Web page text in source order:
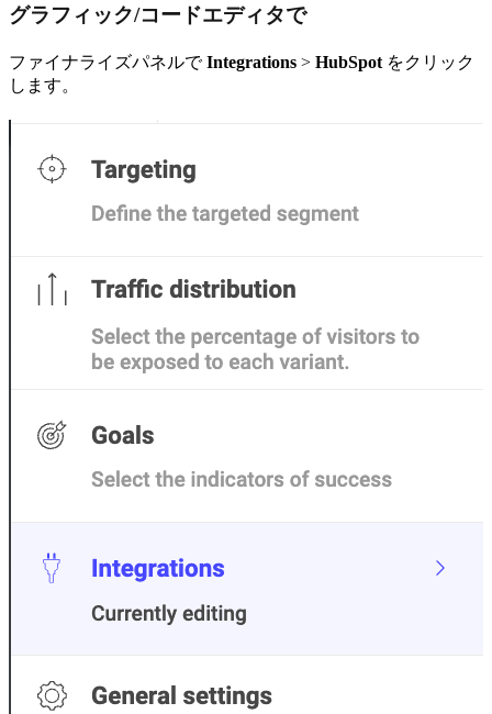
グラフィック/コードエディタで
ファイナライズパネルでIntegrations > HubSpot をクリック
します。